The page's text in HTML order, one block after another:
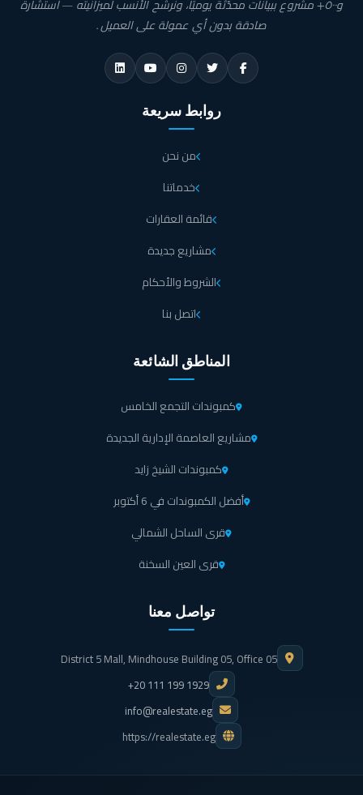
و٥٠٠+ مشروع ببيانات محدّثة يوميًا، ونرشّح الأنسب لميزانيته — استشارة
صادقة بدون أي عمولة على العميل.
روابط سريعة
من نحن
خدماتنا
قائمة العقارات
مشاريع جديدة
الشروط والأحكام
اتصل بنا
المناطق الشائعة
كمبوندات التجمع الخامس
مشاريع العاصمة الإدارية الجديدة
كمبوندات الشيخ زايد
أفضل الكمبوندات في 6 أكتوبر
قرى الساحل الشمالي
قرى العين السخنة
تواصل معنا
District 5 Mall, Mindhouse Building 05, Office 05
+20 111 199 1929
info@realestate.eg
https://realestate.eg